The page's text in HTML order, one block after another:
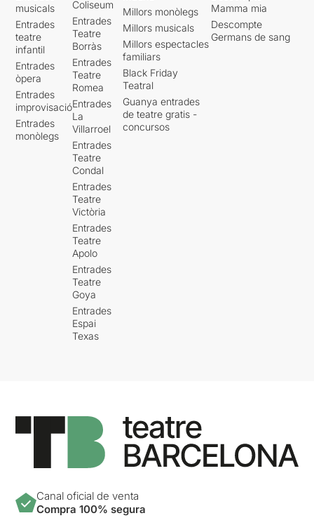
musicals
Entrades
teatre
infantil
Entrades
òpera
Entrades
improvisació
Entrades
monòlegs
Coliseum
Entrades
Teatre
Borràs
Entrades
Teatre
Romea
Entrades
La
Villarroel
Entrades
Teatre
Condal
Entrades
Teatre
Victòria
Entrades
Teatre
Apolo
Entrades
Teatre
Goya
Entrades
Espai
Texas
Millors monòlegs
Millors musicals
Millors espectacles
familiars
Black Friday
Teatral
Guanya entrades
de teatre gratis -
concursos
Mamma mia
Descompte
Germans de sang
Canal oficial de venta
Compra 100% segura